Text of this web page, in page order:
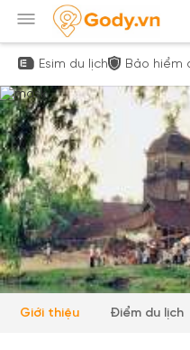
Esim du lịch Bảo hiểm
Giới thiệu Điểm du lịch